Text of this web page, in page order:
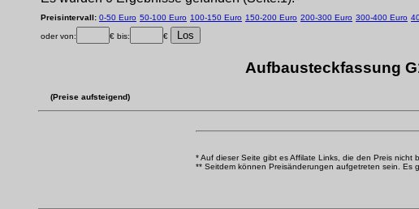
Preisintervall: 0-50 Euro 50-100 Euro 100-150 Euro 150-200 Euro 200-300 Euro 300-400 Euro
oder von: € bis: €
Aufbausteckfassung
(Preise aufsteigend)
* Auf dieser Seite gibt es Affilate Links, die den Preis nicht
** Seitdem können Preisänderungen aufgetreten sein. Es